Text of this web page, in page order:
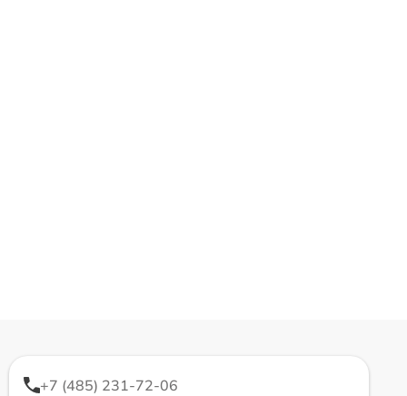
+7 (485) 231-72-06